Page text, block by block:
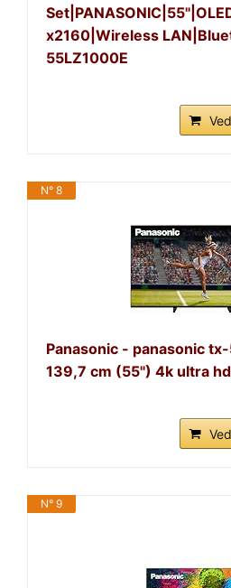
x2160|Wireless
55LZ1000E
N° 8
Panasonic - panasonic
139,7 cm (55") 4k ultra
N° 9